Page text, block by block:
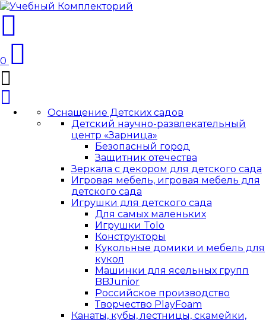
0
Оснащение Детских садов
Детский научно-развлекательный
центр «Зарница»
Безопасный город
Защитник отечества
Зеркала с декором для детского сада
Игровая мебель, игровая мебель для
детского сада
Игрушки для детского сада
Для самых маленьких
Игрушки Tolo
Конструкторы
Кукольные домики и мебель для
кукол
Машинки для ясельных групп
BBJunior
Российское производство
Творчество PlayFoam
Канаты, кубы, лестницы, скамейки,